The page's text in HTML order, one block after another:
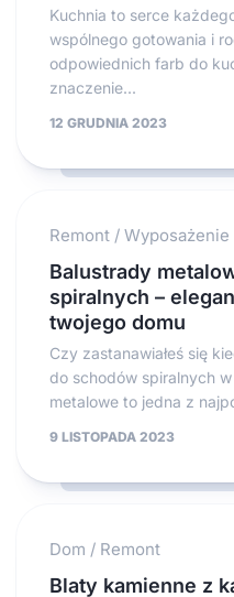
Kuchnia to serce
wspólnego gotowania i
odpowiednich farb do
znaczenie...
12 GRUDNIA 2023
Remont / Wyposażenie
Balustrady
spiralnych –
twojego domu
Czy zastanawiałeś się
do schodów spiralnych
metalowe to jedna z
9 LISTOPADA 2023
Dom / Remont
Blaty kamienne z